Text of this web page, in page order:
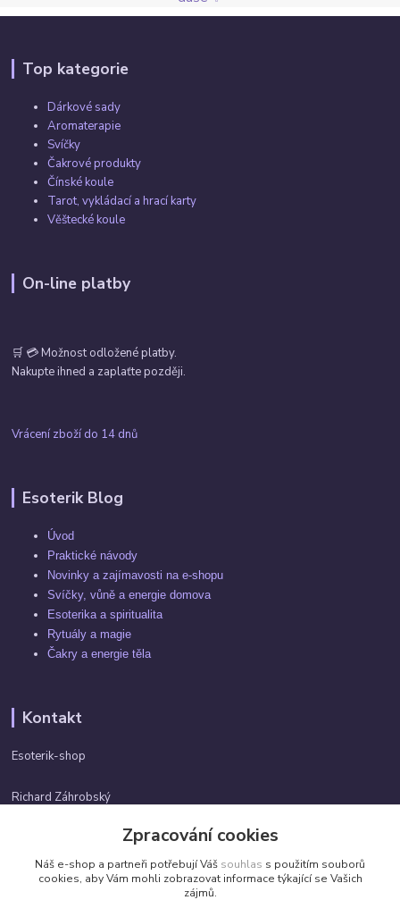
Top kategorie
Dárkové sady
Aromaterapie
Svíčky
Čakrové produkty
Čínské koule
Tarot, vykládací a hrací karty
Věštecké koule
On-line platby
🛒 💳 Možnost odložené platby.
Nakupte ihned a zaplaťte později.
Vrácení zboží do 14 dnů
Esoterik Blog
Úvod
Praktické návody
Novinky a zajímavosti na e-shopu
Svíčky, vůně a energie domova
Esoterika a spiritualita
Rytuály a magie
Čakry a energie těla
Kontakt
Esoterik-shop
Richard Záhrobský
info@esoterik-shop.cz
Zpracování cookies
Náš e-shop a partneři potřebují Váš souhlas s použitím souborů
cookies, aby Vám mohli zobrazovat informace týkající se Vašich
zájmů.